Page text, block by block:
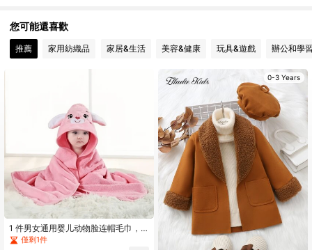
4.89
4.89 4.5K 追蹤者
4.89 4.5K 追蹤者
4.89 4.5K 追蹤者
您可能還喜歡
推薦 家用紡織品 家居&生活 美容&健康 玩具&遊戲 辦公和學
1 件男女通用婴儿动物脸连帽毛巾，
独特动物设计新生儿连帽浴巾，超柔
软珊瑚绒婴儿连帽浴袍斗篷，四季幼
僅剩1件
0-3 Years